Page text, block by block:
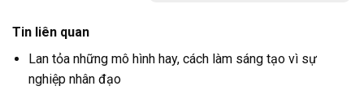
Tin liên quan
Lan tỏa những mô hình hay, cách làm sáng tạo vì sự
nghiệp nhân đạo